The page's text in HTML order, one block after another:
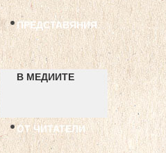
ПРЕДСТАВЯНИЯ
В МЕДИИТЕ
ОТ ЧИТАТЕЛИ